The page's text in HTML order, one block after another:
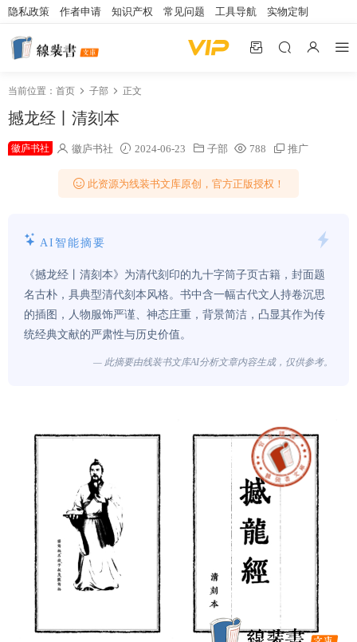
隐私政策 作者申请 知识产权 常见问题 工具导航 实物定制
当前位置： 首页 子部 正文
撼龙经丨清刻本
徽庐书社 徽庐书社 2024-06-23 子部 788 推广
此资源为线装书文库原创，官方正版授权！
AI智能摘要
《撼龙经丨清刻本》为清代刻印的九十字筒子页古籍，封面题
名古朴，具典型清代刻本风格。书中含一幅古代文人持卷沉思
的插图，人物服饰严谨、神态庄重，背景简洁，凸显其作为传
统经典文献的严肃性与历史价值。
— 此摘要由线装书文库AI分析文章内容生成，仅供参考。